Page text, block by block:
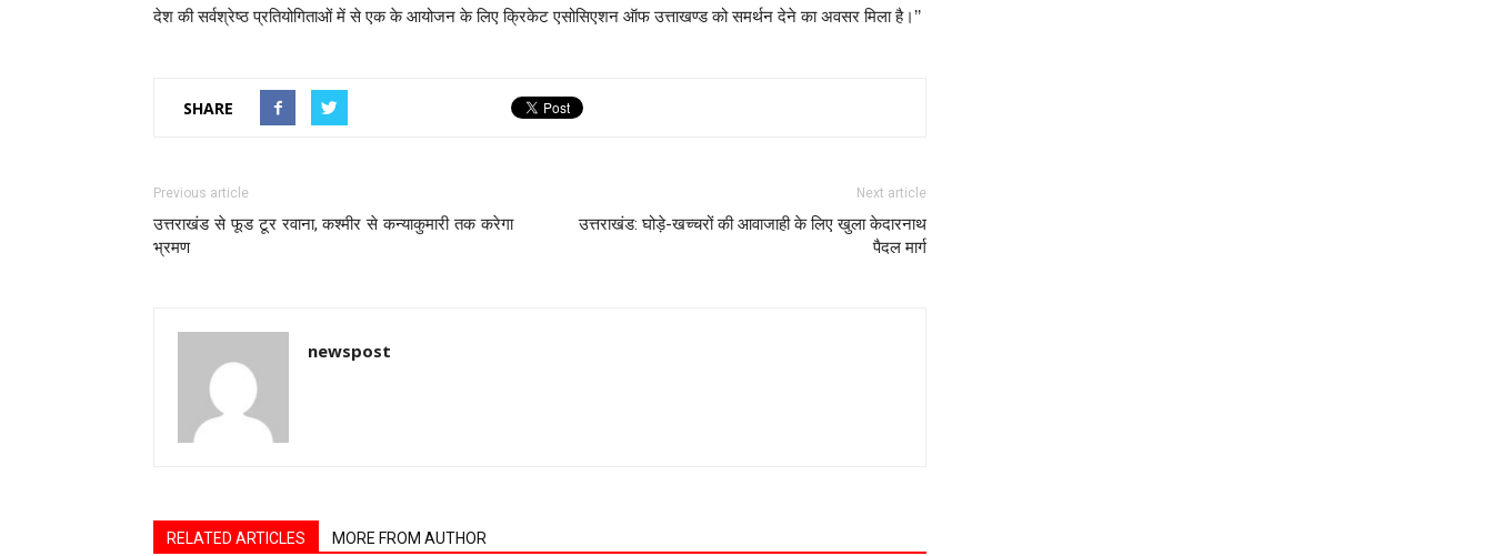
देश की सर्वश्रेष्ठ प्रतियोगिताओं में से एक के आयोजन के लिए क्रिकेट एसोसिएशन ऑफ उत्ताखण्ड को समर्थन देने का अवसर मिला है।’’
SHARE
Previous article
उत्तराखंड से फूड टूर रवाना, कश्मीर से कन्याकुमारी तक करेगा
भ्रमण
Next article
उत्तराखंड: घोड़े-खच्चरों की आवाजाही के लिए खुला केदारनाथ
पैदल मार्ग
newspost
RELATED ARTICLES MORE FROM AUTHOR